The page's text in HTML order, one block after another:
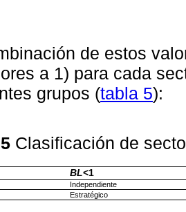
de estos
a 1) para cada
grupos (tabla 5):
Clasificación de
BL<1
Independiente
Estratégico